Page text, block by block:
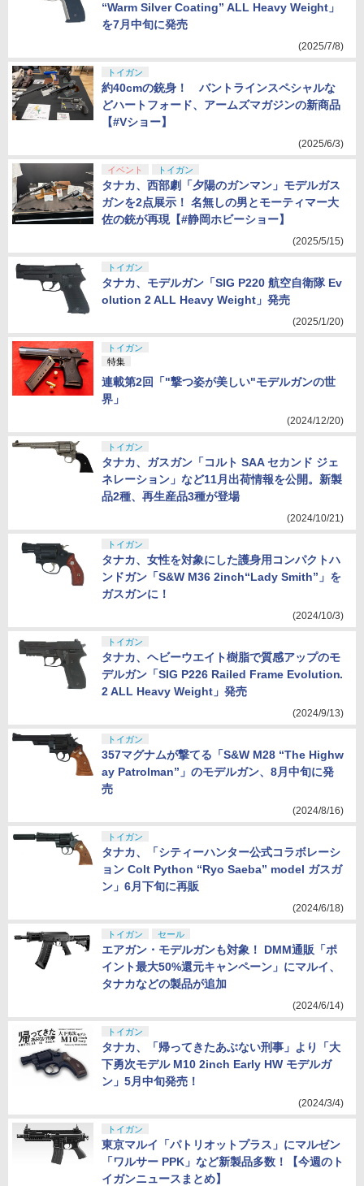
“Warm Silver Coating” ALL Heavy Weight」
を7月中旬に発売
(2025/7/8)
トイガン
約40cmの銃身！ バントラインスペシャルな
どハートフォード、アームズマガジンの新商品
【#Vショー】
(2025/6/3)
イベント トイガン
タナカ、西部劇「夕陽のガンマン」モデルガス
ガンを2点展示！ 名無しの男とモーティマー大
佐の銃が再現【#静岡ホビーショー】
(2025/5/15)
トイガン
タナカ、モデルガン「SIG P220 航空自衛隊 Ev
olution 2 ALL Heavy Weight」発売
(2025/1/20)
トイガン
特集
連載第2回「"撃つ姿が美しい"モデルガンの世
界」
(2024/12/20)
トイガン
タナカ、ガスガン「コルト SAA セカンド ジェ
ネレーション」など11月出荷情報を公開。新製
品2種、再生産品3種が登場
(2024/10/21)
トイガン
タナカ、女性を対象にした護身用コンパクトハ
ンドガン「S&W M36 2inch“Lady Smith”」を
ガスガンに！
(2024/10/3)
トイガン
タナカ、ヘビーウエイト樹脂で質感アップのモ
デルガン「SIG P226 Railed Frame Evolution.
2 ALL Heavy Weight」発売
(2024/9/13)
トイガン
357マグナムが撃てる「S&W M28 “The Highw
ay Patrolman”」のモデルガン、8月中旬に発
売
(2024/8/16)
トイガン
タナカ、「シティーハンター公式コラボレーシ
ョン Colt Python “Ryo Saeba” model ガスガ
ン」6月下旬に再販
(2024/6/18)
トイガン セール
エアガン・モデルガンも対象！ DMM通販「ポ
イント最大50%還元キャンペーン」にマルイ、
タナカなどの製品が追加
(2024/6/14)
トイガン
タナカ、「帰ってきたあぶない刑事」より「大
下勇次モデル M10 2inch Early HW モデルガ
ン」5月中旬発売！
(2024/3/4)
トイガン
東京マルイ「パトリオットプラス」にマルゼン
「ワルサー PPK」など新製品多数！【今週のト
イガンニュースまとめ】